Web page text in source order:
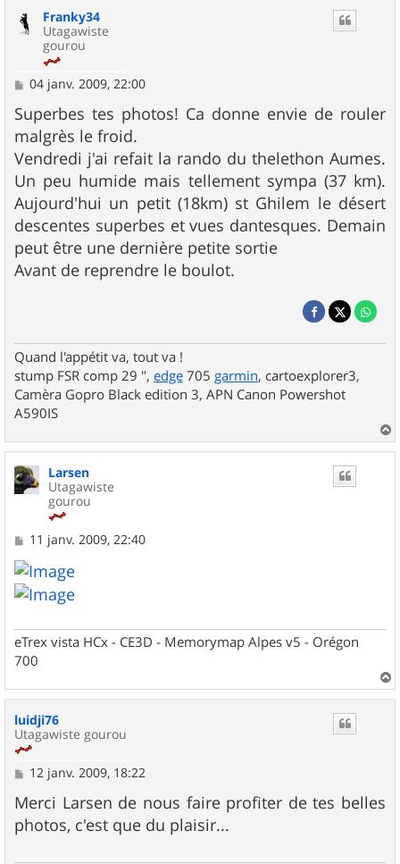
Franky34
Utagawiste
gourou
M
s
s
a
g
e
04 janv. 2009, 22:00
Superbes tes photos! Ca donne envie de rouler
malgrès le froid.
Vendredi j'ai refait la rando du thelethon Aumes.
Un peu humide mais tellement sympa (37 km).
Aujourd'hui un petit (18km) st Ghilem le désert
descentes superbes et vues dantesques. Demain
peut être une dernière petite sortie
Avant de reprendre le boulot.
Quand l'appétit va, tout va !
stump FSR comp 29 ", edge 705 garmin, cartoexplorer3,
Camèra Gopro Black edition 3, APN Canon Powershot
A590IS
a
u
Larsen
Utagawiste
gourou
M
s
s
a
11 janv. 2009, 22:40
eTrex vista HCx - CE3D - Memorymap Alpes v5 - Orégon
700
a
luidji76
Utagawiste gourou
M
s
s
a
12 janv. 2009, 18:22
Merci Larsen de nous faire profiter de tes belles
photos, c'est que du plaisir...